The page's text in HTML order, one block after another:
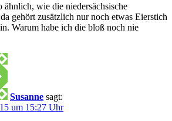
ähnlich, wie die niedersächsische
gehört zusätzlich nur noch etwas Eierstich
Warum habe ich die bloß noch nie
Susanne sagt:
um 15:27 Uhr